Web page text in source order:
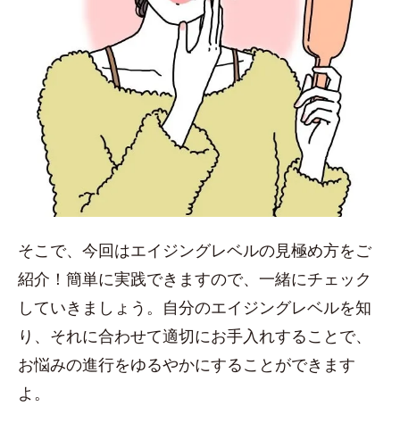
そこで、今回はエイジングレベルの見極め方をご
紹介！簡単に実践できますので、一緒にチェック
していきましょう。自分のエイジングレベルを知
り、それに合わせて適切にお手入れすることで、
お悩みの進行をゆるやかにすることができます
よ。